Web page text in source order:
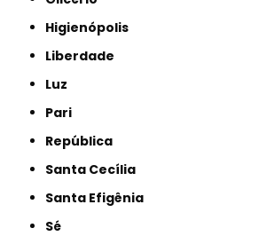
Higienópolis
Liberdade
Luz
Pari
República
Santa Cecília
Santa Efigênia
Sé